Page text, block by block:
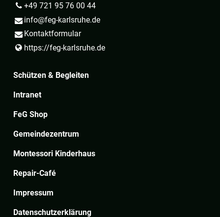
+49 721 95 76 00 44
info@​feg-karlsruhe.​de
Kontaktformular
https://feg-karlsruhe.​de
Schützen & Begleiten
Intranet
FeG Shop
Gemeindezentrum
Montessori Kinderhaus
Repair-Café
Impressum
Datenschutzerklärung